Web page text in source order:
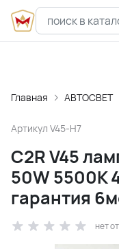
Главная АВТОСВЕТ
Артикул V45-H7
C2R V45
50W 5500K
гарантия
нет